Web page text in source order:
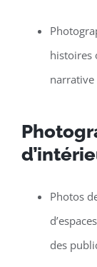
histoires
narrative
Photos
des